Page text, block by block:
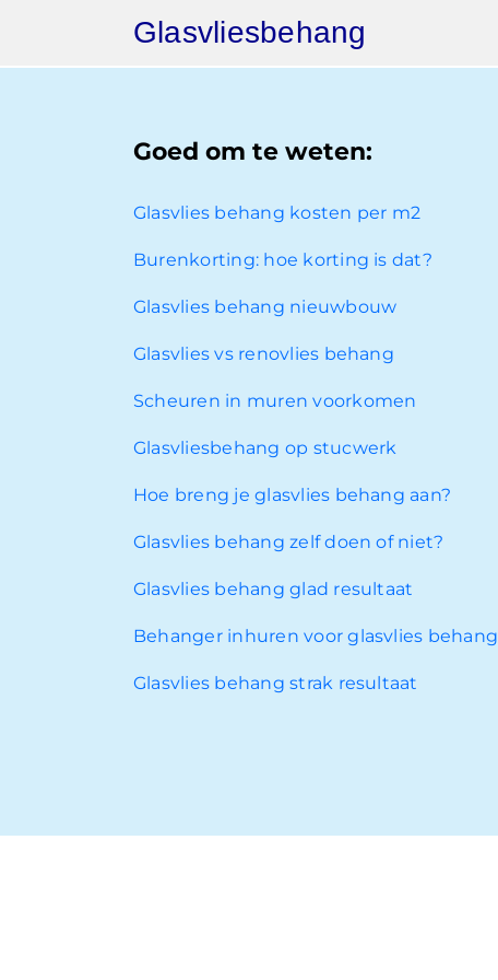
inhoud
Glasvliesbehang
Goed om te weten:
Glasvlies behang kosten per m2
Burenkorting: hoe korting is dat?
Glasvlies behang nieuwbouw
Glasvlies vs renovlies behang
Scheuren in muren voorkomen
Glasvliesbehang op stucwerk
Hoe breng je glasvlies behang aan?
Glasvlies behang zelf doen of niet?
Glasvlies behang glad resultaat
Behanger inhuren voor glasvlies behang
Glasvlies behang strak resultaat